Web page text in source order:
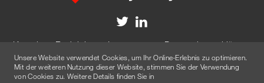
Kontakt Redaktion Impressum
Datenschutzerklärung
Disclaimer
Werbung
© 2026 Created byAGENTUR AM WASSER
Unsere Website verwendet Cookies, um Ihr Online-Erlebnis zu optimieren.
Mit der weiteren Nutzung dieser Website, stimmen Sie der Verwendung
von Cookies zu. Weitere Details finden Sie in